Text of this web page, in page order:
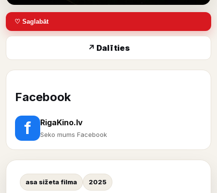
♡ Saglabāt
↗ Dalīties
Facebook
f RigaKino.lv
Seko mums Facebook
asa sižeta filma 2025